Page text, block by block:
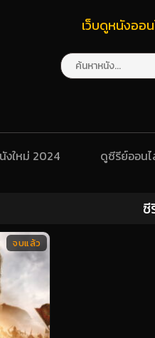
เว็บดูหนังออ
งใหม่ 2024 ดูซีรีย์ออน
จบแล้ว